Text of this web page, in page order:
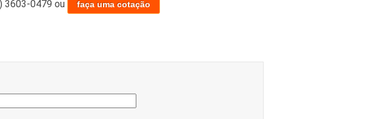
3603-0479 ou faça uma cotação